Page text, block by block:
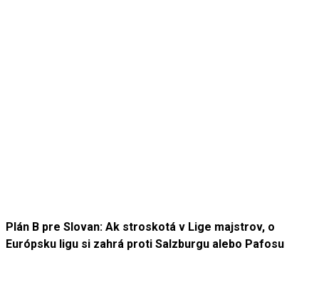
Plán B pre Slovan: Ak stroskotá v Lige majstrov, o
Európsku ligu si zahrá proti Salzburgu alebo Pafosu